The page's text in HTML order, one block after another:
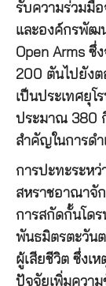
รับความร่วมมือ
และองค์กรพัฒ
Open Arms ซึ่
200 ตันไปยังต
เป็นประเทศยุ
ประมาณ 380
สำคัญในการดำ
การปะทะระหว่
สหราชอาณาจัก
การสกัดกั้นโด
พันธมิตรตะวันต
ผู้เสียชีวิต ซึ่งเ
ปัจจัยเพิ่มความ